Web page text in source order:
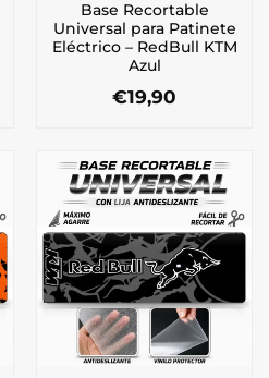
Base Recortable
Universal para Patinete
Eléctrico – RedBull KTM
Azul
€19,90